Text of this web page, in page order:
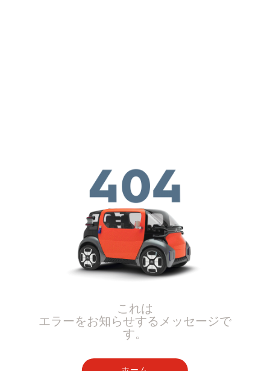
これは
エラーをお知らせするメッセージで
す。